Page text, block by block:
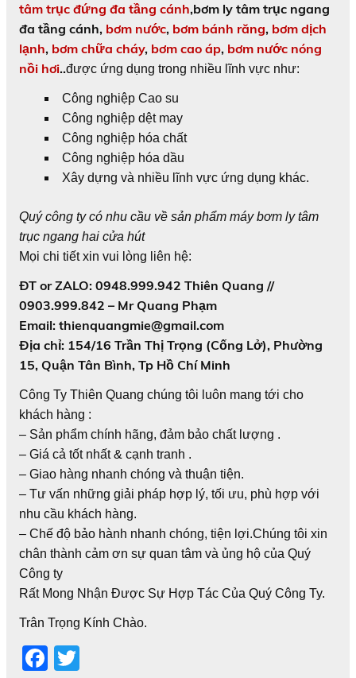
tâm trục đứng đa tầng cánh,bơm ly tâm trục ngang
đa tầng cánh, bơm nước, bơm bánh răng, bơm dịch
lạnh, bơm chữa cháy, bơm cao áp, bơm nước nóng
nồi hơi..được ứng dụng trong nhiều lĩnh vực như:
Công nghiệp Cao su
Công nghiệp dệt may
Công nghiệp hóa chất
Công nghiệp hóa dầu
Xây dựng và nhiều lĩnh vực ứng dụng khác.
Quý công ty có nhu cầu về sản phẩm máy bơm ly tâm
trục ngang hai cửa hút
Mọi chi tiết xin vui lòng liên hệ:
ĐT or ZALO: 0948.999.942 Thiên Quang //
0903.999.842 – Mr Quang Phạm
Email: thienquangmie@gmail.com
Địa chỉ: 154/16 Trần Thị Trọng (Cống Lở), Phường
15, Quận Tân Bình, Tp Hồ Chí Minh
Công Ty Thiên Quang chúng tôi luôn mang tới cho
khách hàng :
– Sản phẩm chính hãng, đảm bảo chất lượng .
– Giá cả tốt nhất & cạnh tranh .
– Giao hàng nhanh chóng và thuận tiện.
– Tư vấn những giải pháp hợp lý, tối ưu, phù hợp với
nhu cầu khách hàng.
– Chế độ bảo hành nhanh chóng, tiện lợi.Chúng tôi xin
chân thành cảm ơn sự quan tâm và ủng hộ của Quý
Công ty
Rất Mong Nhận Được Sự Hợp Tác Của Quý Công Ty.
Trân Trọng Kính Chào.
F